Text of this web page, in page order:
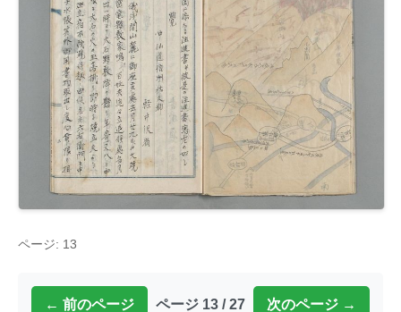
ページ: 13
← 前のページ ページ 13 / 27 次のページ →